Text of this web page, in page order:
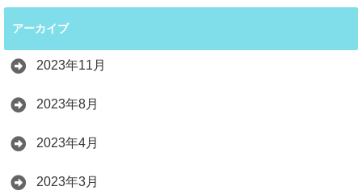
アーカイブ
2023年11月
2023年8月
2023年4月
2023年3月